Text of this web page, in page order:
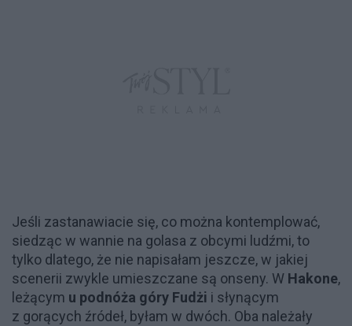
Jeśli zastanawiacie się, co można kontemplować,
siedząc w wannie na golasa z obcymi ludźmi, to
tylko dlatego, że nie napisałam jeszcze, w jakiej
scenerii zwykle umieszczane są onseny. W Hakone,
leżącym u podnóża góry Fudżi i słynącym
z gorących źródeł, byłam w dwóch. Oba należały